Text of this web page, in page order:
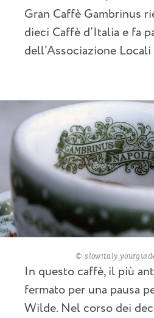
Gran Caffè Gambrinus
dieci Caffè d’Italia e fa
dell’Associazione
©
In questo caffè, il più
fermato per una pausa
Wilde. Nel corso dei